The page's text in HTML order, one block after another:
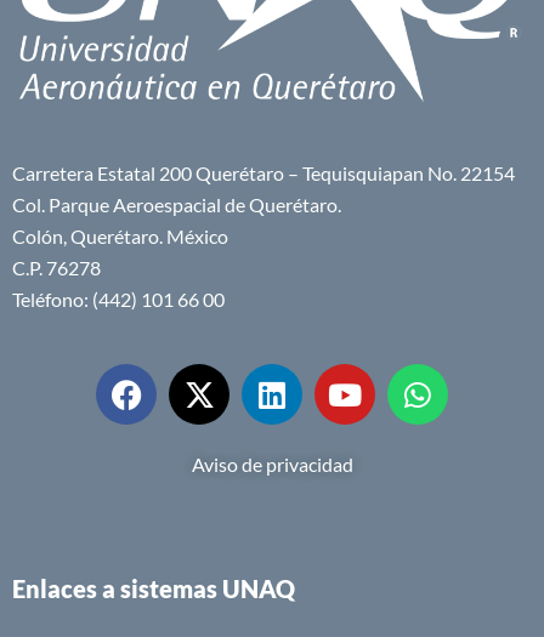
Carretera Estatal 200 Querétaro – Tequisquiapan No. 22154
Col. Parque Aeroespacial de Querétaro.
Colón, Querétaro. México
C.P. 76278
Teléfono: (442) 101 66 00
Aviso de privacidad
Enlaces a sistemas UNAQ